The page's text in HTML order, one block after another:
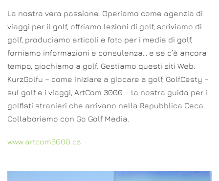
La nostra vera passione. Operiamo come agenzia di
viaggi per il golf, offriamo lezioni di golf, scriviamo di
golf, produciamo articoli e foto per i media di golf,
forniamo informazioni e consulenza… e se c’è ancora
tempo, giochiamo a golf. Gestiamo questi siti Web:
KurzGolfu – come iniziare a giocare a golf, GolfCesty –
sul golf e i viaggi, ArtCom 3000 – la nostra guida per i
golfisti stranieri che arrivano nella Repubblica Ceca.
Collaboriamo con Go Golf Media.
www.artcom3000.cz